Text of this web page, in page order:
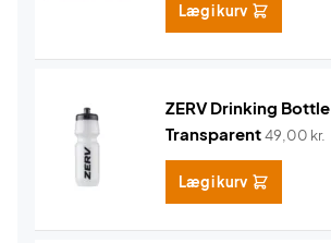
Læg i kurv
ZERV Drinking Bottle
Transparent49,00 kr.
Læg i kurv